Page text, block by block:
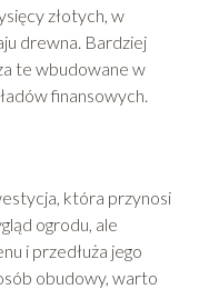
złotych, w
drewna. Bardziej
te wbudowane w
finansowych.
która przynosi
ogrodu, ale
i przedłuża jego
obudowy, warto